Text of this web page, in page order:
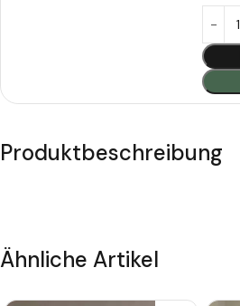
Produktbeschreibung
Ähnliche Artikel